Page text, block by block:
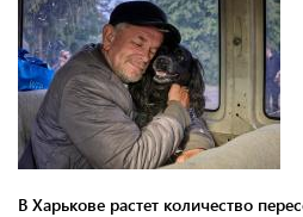
В Харькове растет количество